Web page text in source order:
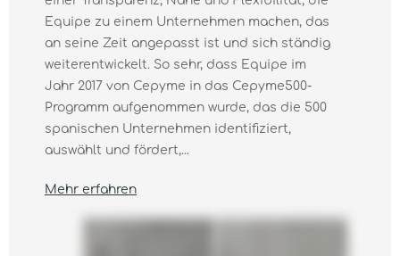
Equipe zu einem Unternehmen machen, das
an seine Zeit angepasst ist und sich ständig
weiterentwickelt. So sehr, dass Equipe im
Jahr 2017 von Cepyme in das Cepyme500-
Programm aufgenommen wurde, das die 500
spanischen Unternehmen identifiziert,
auswählt und fördert,...
Mehr erfahren